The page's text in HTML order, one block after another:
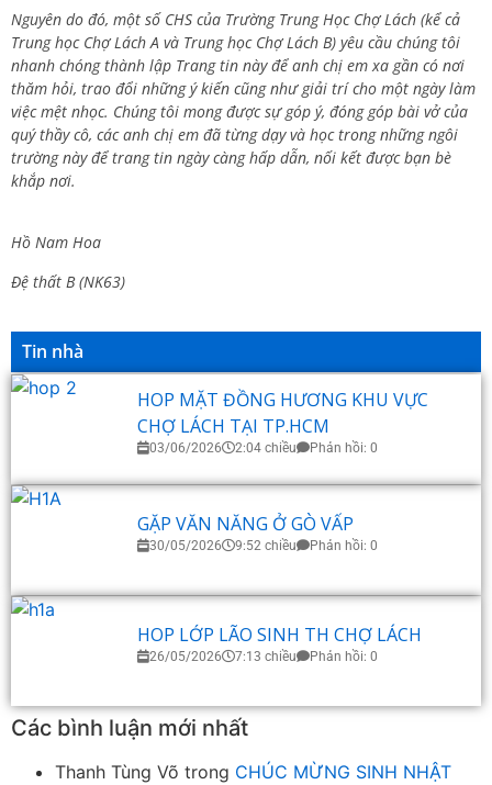
Nguyên do đó, một số CHS của Trường Trung Học Chợ Lách (kể cả
Trung học Chợ Lách A và Trung học Chợ Lách B) yêu cầu chúng tôi
nhanh chóng thành lập Trang tin này để anh chị em xa gần có nơi
thăm hỏi, trao đổi những ý kiến cũng như giải trí cho một ngày làm
việc mệt nhọc. Chúng tôi mong được sự góp ý, đóng góp bài vở của
quý thầy cô, các anh chị em đã từng dạy và học trong những ngôi
trường này để trang tin ngày càng hấp dẫn, nối kết được bạn bè
khắp nơi.
Hồ Nam Hoa
Đệ thất B (NK63)
Tin nhà
HOP MẶT ĐỒNG HƯƠNG KHU VỰC
CHỢ LÁCH TẠI TP.HCM
03/06/2026 2:04 chiều Phản hồi: 0
GẶP VĂN NĂNG Ở GÒ VẤP
30/05/2026 9:52 chiều Phản hồi: 0
HOP LỚP LÃO SINH TH CHỢ LÁCH
26/05/2026 7:13 chiều Phản hồi: 0
Các bình luận mới nhất
Thanh Tùng Võ trong CHÚC MỪNG SINH NHẬT